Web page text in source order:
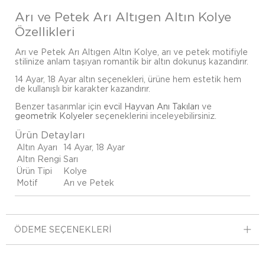
Arı ve Petek Arı Altıgen Altın Kolye
Özellikleri
Arı ve Petek Arı Altıgen Altın Kolye, arı ve petek motifiyle
stilinize anlam taşıyan romantik bir altın dokunuş kazandırır.
14 Ayar, 18 Ayar altın seçenekleri, ürüne hem estetik hem
de kullanışlı bir karakter kazandırır.
Benzer tasarımlar için evcil Hayvan Anı Takıları ve
geometrik Kolyeler seçeneklerini inceleyebilirsiniz.
Ürün Detayları
Altın Ayarı
14 Ayar, 18 Ayar
Altın Rengi Sarı
Ürün Tipi
Kolye
Motif
Arı ve Petek
ÖDEME SEÇENEKLERI